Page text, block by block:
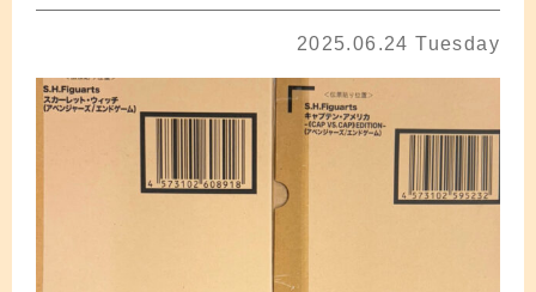
2025.06.24 Tuesday